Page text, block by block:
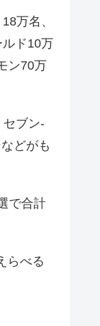
万名、
ド10万
ン70万
ブン‐
どがも
で合計
らべる